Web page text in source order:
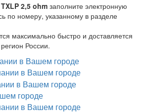
TXLP 2,5 ohm заполните электронную
по номеру, указанному в разделе
максимально быстро и доставляется
России.